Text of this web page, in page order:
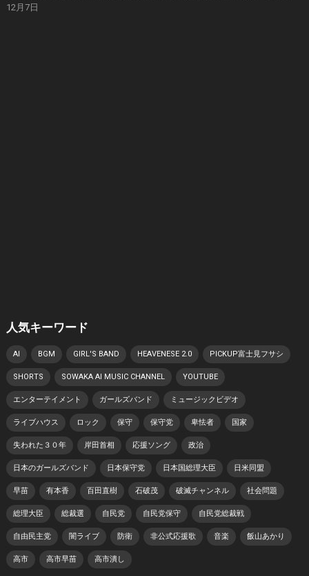
12月7日
人気キーワード
AI BGM GIRL'S BAND HEAVENESE 2.0 PICKUP富士見フサシ
SHORTS SOWAKA AI MUSIC CHANNEL YOUTUBE
エンターテイメント ガールズバンド ミュージックビデオ
ライブハウス ロック 保守 保守党 卑怯者 国家
失われた３０年 岸田首相 応援ソング 政治
日本のガールズバンド 日本保守党 日本国総理大臣 日米同盟
早苗 有本香 百田直樹 石破茂 破滅チャンネル 社会問題
総理大臣 総裁選 自民党 自民党保守 自民党総裁戦
自由民主党 闇ライブ 防衛 非公式応援歌 音楽 飯山あかり
高市 高市早苗 高市潰し